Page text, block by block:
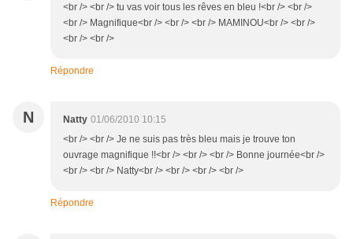
<br /> <br /> tu vas voir tous les rêves en bleu !<br /> <br />
<br /> Magnifique<br /> <br /> <br /> MAMINOU<br /> <br />
<br /> <br />
Répondre
N Natty 01/06/2010 10:15
<br /> <br /> Je ne suis pas très bleu mais je trouve ton
ouvrage magnifique !!<br /> <br /> <br /> Bonne journée<br />
<br /> <br /> Natty<br /> <br /> <br /> <br />
Répondre